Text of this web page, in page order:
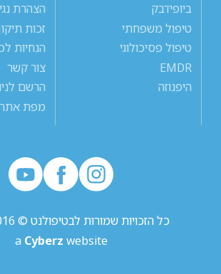
ביופידבק
טיפול משפחתי
טיפול פסיכולוגי
EMDR
היפנוזה
הצהרת
זכות
הנחיות
צור קשר
הרשם
מפת אתר
כל הזכויות שמורות לבטיפולנט © 2016 - 2023
a Cyberz website